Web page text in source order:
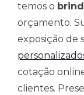
temos o
orçamento.
exposição de
cotação
clientes.